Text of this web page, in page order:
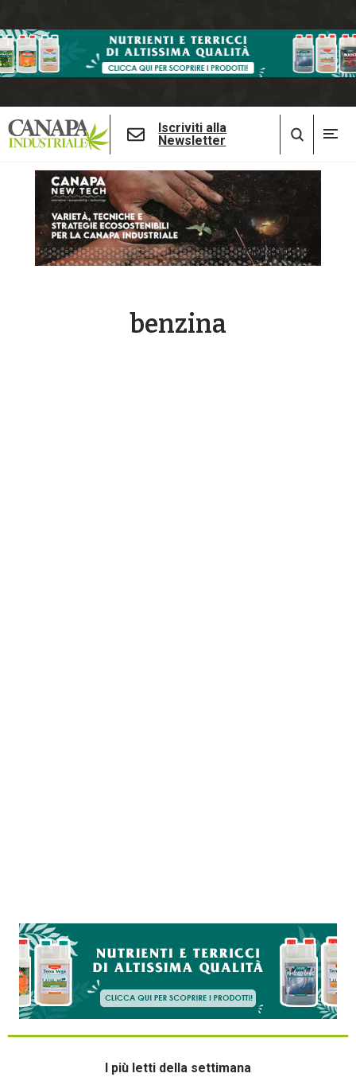
Iscriviti alla
Newsletter
benzina
I più letti della settimana